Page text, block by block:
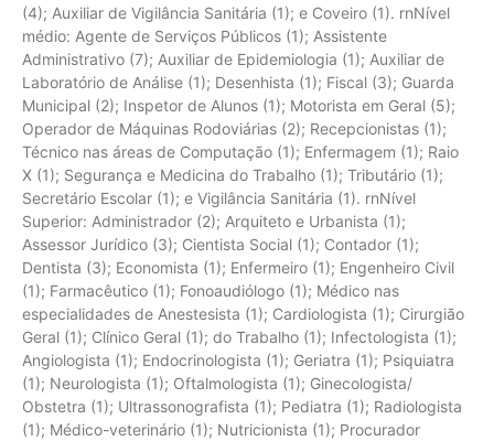
(4); Auxiliar de Vigilância Sanitária (1); e Coveiro (1). rnNível
médio: Agente de Serviços Públicos (1); Assistente
Administrativo (7); Auxiliar de Epidemiologia (1); Auxiliar de
Laboratório de Análise (1); Desenhista (1); Fiscal (3); Guarda
Municipal (2); Inspetor de Alunos (1); Motorista em Geral (5);
Operador de Máquinas Rodoviárias (2); Recepcionistas (1);
Técnico nas áreas de Computação (1); Enfermagem (1); Raio
X (1); Segurança e Medicina do Trabalho (1); Tributário (1);
Secretário Escolar (1); e Vigilância Sanitária (1). rnNível
Superior: Administrador (2); Arquiteto e Urbanista (1);
Assessor Jurídico (3); Cientista Social (1); Contador (1);
Dentista (3); Economista (1); Enfermeiro (1); Engenheiro Civil
(1); Farmacêutico (1); Fonoaudiólogo (1); Médico nas
especialidades de Anestesista (1); Cardiologista (1); Cirurgião
Geral (1); Clínico Geral (1); do Trabalho (1); Infectologista (1);
Angiologista (1); Endocrinologista (1); Geriatra (1); Psiquiatra
(1); Neurologista (1); Oftalmologista (1); Ginecologista/
Obstetra (1); Ultrassonografista (1); Pediatra (1); Radiologista
(1); Médico-veterinário (1); Nutricionista (1); Procurador